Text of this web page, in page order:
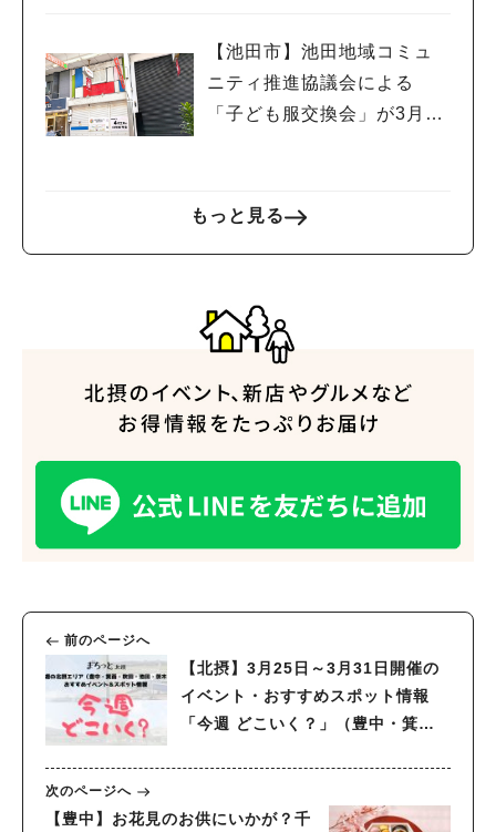
【池田市】池田地域コミュ
ニティ推進協議会による
「子ども服交換会」が3月29
もっと見る
前のページへ
【北摂】3月25日～3月31日開催の
イベント・おすすめスポット情報
「今週 どこいく？」（豊中・箕
次のページへ
【豊中】お花見のお供にいかが？千